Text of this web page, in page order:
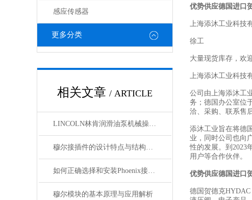
感应传感器
更多分类
相关文章 / ARTICLE
LINCOLN林肯润滑油泵机械操作原理
穆尔接插件的设计特点与结构优化
如何正确选择和安装Phoenix接插件以确保其性能？
穆尔模块的基本原理与应用解析
优势供应德国进口
上海添沐工业科技
徐工
大量现货库存，欢
上海添沐工业科技
公司由上海添沐工
务；德国办公室位
洽、采购、联系售
添沐工业旨在将德
业，同时公司也向
性的发展。到2023
用户等合作伙伴。
优势供应德国进口
德国贺德克HYDAC